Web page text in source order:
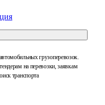
грузоперевозок.
на перевозки, заявкам
транспорта